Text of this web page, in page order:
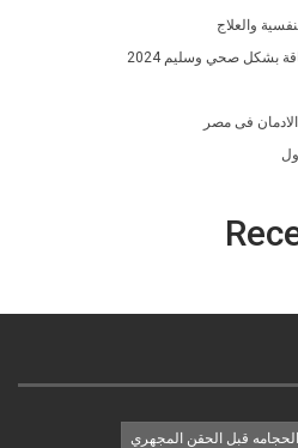
والعلاج
بشكل صحي وسليم 2024
فى مصر
الحجامه قبل الحقن المجهري